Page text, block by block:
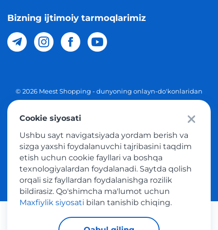
Bizning ijtimoiy tarmoqlarimiz
© 2026 Meest Shopping - dunyoning onlayn-do'konlaridan
Ommaviy taklif
Tovar sotib olish xizmatidan foydalanish shartlari
Cookie siyosati
Ushbu sayt navigatsiyada yordam berish va
sizga yaxshi foydalanuvchi tajribasini taqdim
etish uchun cookie fayllari va boshqa
texnologiyalardan foydalanadi. Saytda qolish
orqali siz fayllardan foydalanishga rozilik
bildirasiz. Qo'shimcha ma'lumot uchun
Maxfiylik siyosati bilan tanishib chiqing.